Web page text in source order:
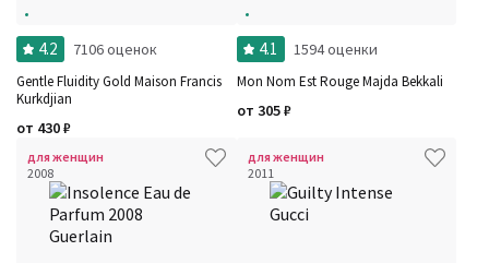
4.2 7106 оценок
Gentle Fluidity Gold Maison Francis
Kurkdjian
от 430₽
4.1 1594 оценки
Mon Nom Est Rouge Majda Bekkali
от 305₽
для женщин
2008
для женщин
2011